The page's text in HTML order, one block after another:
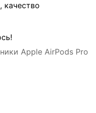
качество
Apple AirPods Pro